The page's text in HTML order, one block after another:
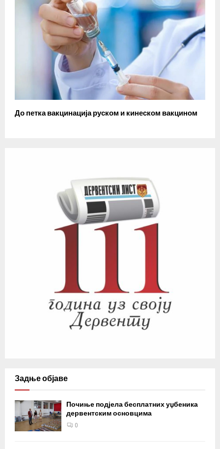
До петка вакцинација руском и кинеском вакцином
Задње објаве
Почиње подјела бесплатних уџбеника
дервентским основцима
0